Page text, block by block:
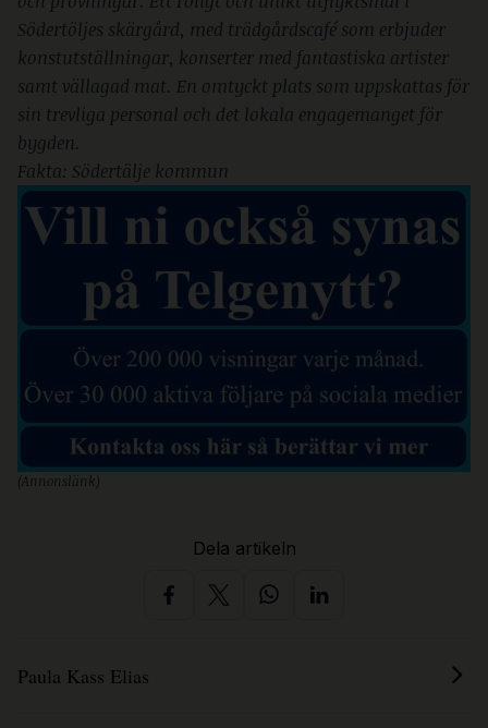
Södertöljes skärgård, med trädgårdscafé som erbjuder
konstutställningar, konserter med fantastiska artister
samt vällagad mat. En omtyckt plats som uppskattas för
sin trevliga personal och det lokala engagemanget för
bygden.
Fakta: Södertälje kommun
(Annonslänk)
Dela artikeln
Paula Kass Elias